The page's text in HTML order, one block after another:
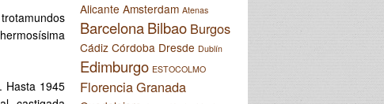
Hasta 1945
Alicante Amsterdam Atenas
BarcelonaBilbao Burgos
Cádiz Córdoba Dresde Dublín
Edimburgo ESTOCOLMO
FlorenciaGranada